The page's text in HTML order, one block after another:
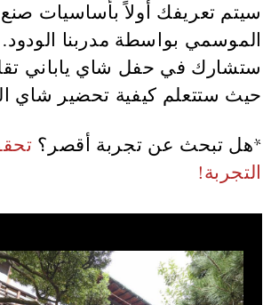
سيتم تعريفك أولاً بأساسيات
الموسمي بواسطة مدربنا
ستشارك في حفل شاي ياباني
حيث ستتعلم كيفية تحضير شاي
*هل تبحث عن تجربة أقصر؟
التجربة!